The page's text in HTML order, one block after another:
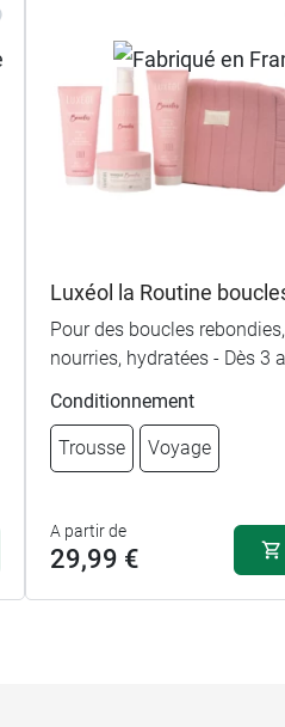
Luxéol la Routine
Pour des boucles rebondies,
nourries, hydratées - Dès 3
Conditionnement
Trousse Voyage
A partir de
29,99 €